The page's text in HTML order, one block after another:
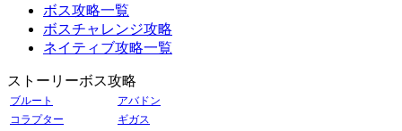
ボス攻略一覧
ボスチャレンジ攻略
ネイティブ攻略一覧
ストーリーボス攻略
ブルート
アバドン
コラプター
ギガス